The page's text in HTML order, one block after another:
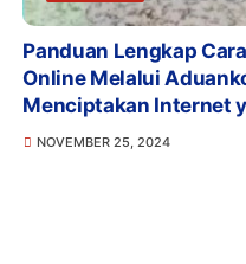
Panduan Lengkap
Online Melalui
Menciptakan Internet
NOVEMBER 25, 2024